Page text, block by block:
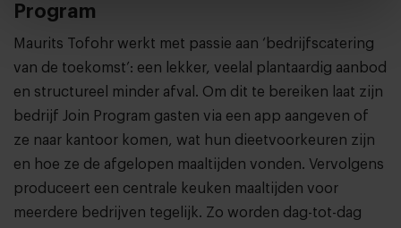
Program
Maurits Tofohr werkt met passie aan ‘bedrijfscatering
van de toekomst’: een lekker, veelal plantaardig aanbod
en structureel minder afval. Om dit te bereiken laat zijn
bedrijf Join Program gasten via een app aangeven of
ze naar kantoor komen, wat hun dieetvoorkeuren zijn
en hoe ze de afgelopen maaltijden vonden. Vervolgens
produceert een centrale keuken maaltijden voor
meerdere bedrijven tegelijk. Zo worden dag-tot-dag